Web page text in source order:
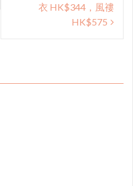
衣 HK$344，風䄛
HK$575